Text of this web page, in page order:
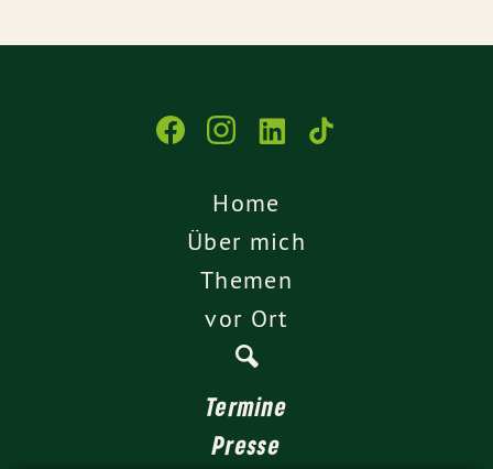
Home
Über mich
Themen
vor Ort
Termine
Presse